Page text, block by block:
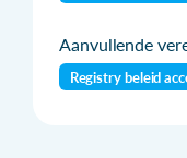
Aanvullende
Registry beleid